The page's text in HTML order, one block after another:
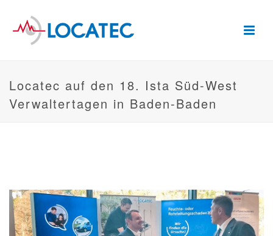
Locatec auf den 18. Ista Süd-West
Verwaltertagen in Baden-Baden